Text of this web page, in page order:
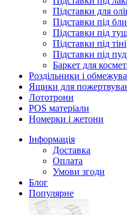
Підставки для
Підставки під
Підставки під
Підставки під тіні
Підставки під
Баркет для
Роздільники і
Ящики для
Лототрони
POS матеріали
Номерки і жетони
Інформація
Доставка
Оплата
Умови згоди
Блог
Популярне